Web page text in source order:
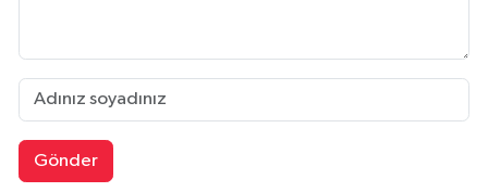
Gönder